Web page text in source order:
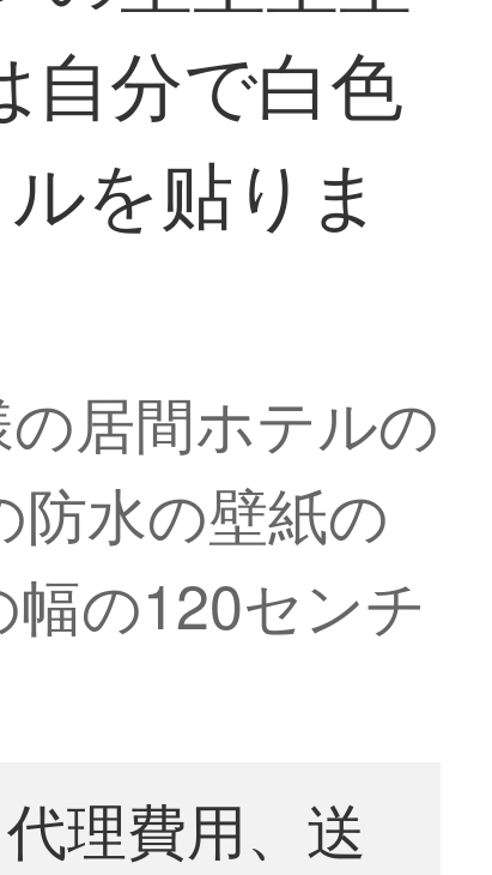
自分で白色
を贴りま
居間ホテルの
水の壁紙の
の120センチ
理費用、送